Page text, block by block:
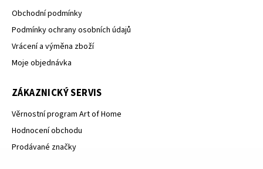
Obchodní podmínky
Podmínky ochrany osobních údajů
Vrácení a výměna zboží
Moje objednávka
ZÁKAZNICKÝ SERVIS
Věrnostní program Art of Home
Hodnocení obchodu
Prodávané značky